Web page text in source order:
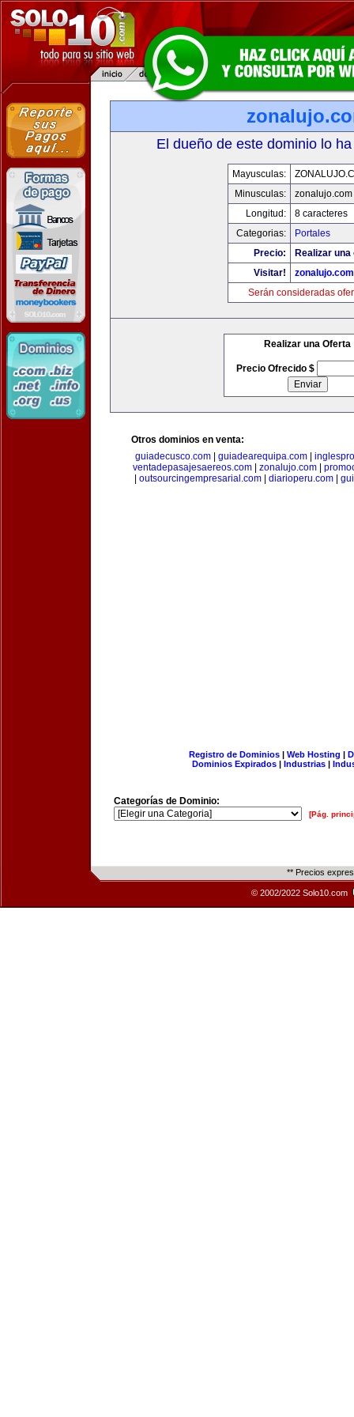
El dueño de este dominio lo
Mayusculas:
Minusculas:
zonalujo.com
Longitud:
8 caracteres
Categorias:
Portales
Precio:
Realizar
Visitar!
zonalujo.com
Serán consideradas
Realizar una Oferta
Precio Ofrecido $
Otros dominios en venta:
guiadecusco.com
guiadearequipa.com
ventadepasajesaereos.com
zonalujo.com
outsourcingempresarial.com| diarioperu.com|
Registro de Dominios| Web Hosting |
Dominios Expirados | Industrias |
Categorías de Dominio:
[Pág.
** Precios
© 2002/2022 Solo10.com